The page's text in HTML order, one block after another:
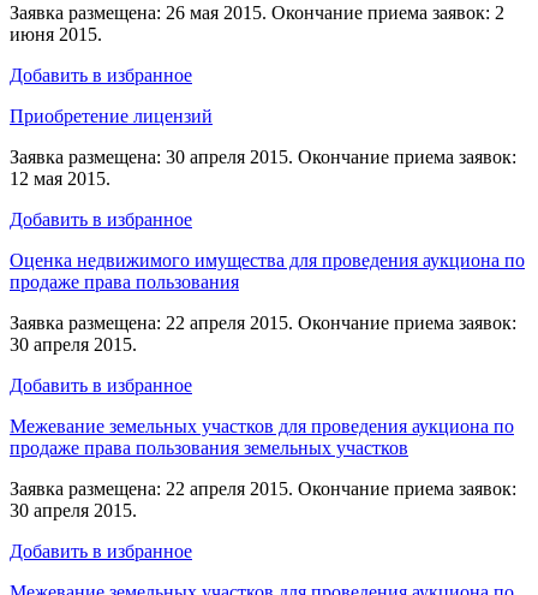
Заявка размещена: 26 мая 2015. Окончание приема заявок: 2
июня 2015.
Добавить в избранное
Приобретение лицензий
Заявка размещена: 30 апреля 2015. Окончание приема заявок:
12 мая 2015.
Добавить в избранное
Оценка недвижимого имущества для проведения аукциона по
продаже права пользования
Заявка размещена: 22 апреля 2015. Окончание приема заявок:
30 апреля 2015.
Добавить в избранное
Межевание земельных участков для проведения аукциона по
продаже права пользования земельных участков
Заявка размещена: 22 апреля 2015. Окончание приема заявок:
30 апреля 2015.
Добавить в избранное